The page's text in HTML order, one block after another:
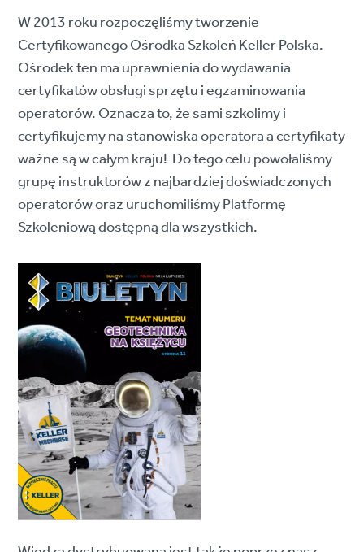
W 2013 roku rozpoczęliśmy tworzenie
Certyfikowanego Ośrodka Szkoleń Keller Polska.
Ośrodek ten ma uprawnienia do wydawania
certyfikatów obsługi sprzętu i egzaminowania
operatorów. Oznacza to, że sami szkolimy i
certyfikujemy na stanowiska operatora a certyfikaty
ważne są w całym kraju! Do tego celu powołaliśmy
grupę instruktorów z najbardziej doświadczonych
operatorów oraz uruchomiliśmy Platformę
Szkoleniową dostępną dla wszystkich.